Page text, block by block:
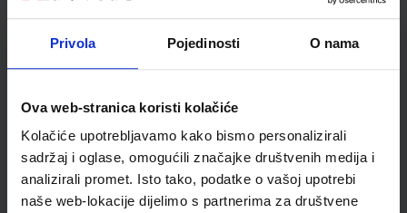
Privola Pojedinosti O nama
Ova web-stranica koristi kolačiće
Kolačiće upotrebljavamo kako bismo personalizirali
sadržaj i oglase, omogućili značajke društvenih medija i
analizirali promet. Isto tako, podatke o vašoj upotrebi
naše web-lokacije dijelimo s partnerima za društvene
Autor
Nediljka Furčić
Školski razred
20 2.RAZRED SŠ
Vrsta školske knjige
Nastavni predmet
TEHNIČKE ŠKOLE
Reg br min
6693-DOM